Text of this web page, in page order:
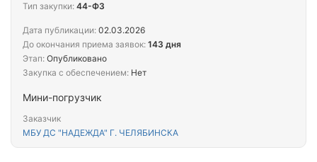
Мини-погрузчик
Заказчик
МБУ ДС "НАДЕЖДА" Г. ЧЕЛЯБИНСКА
Тип закупки: 44-ФЗ
Дата публикации: 02.03.2026
До окончания приема заявок: 143 дня
Этап: Опубликовано
Закупка с обеспечением: Нет